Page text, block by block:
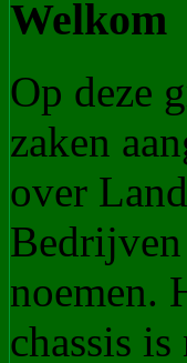
Welkom
Op deze
zaken
over
noemen.
chassis